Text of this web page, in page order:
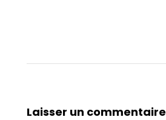
Laisser un commentaire